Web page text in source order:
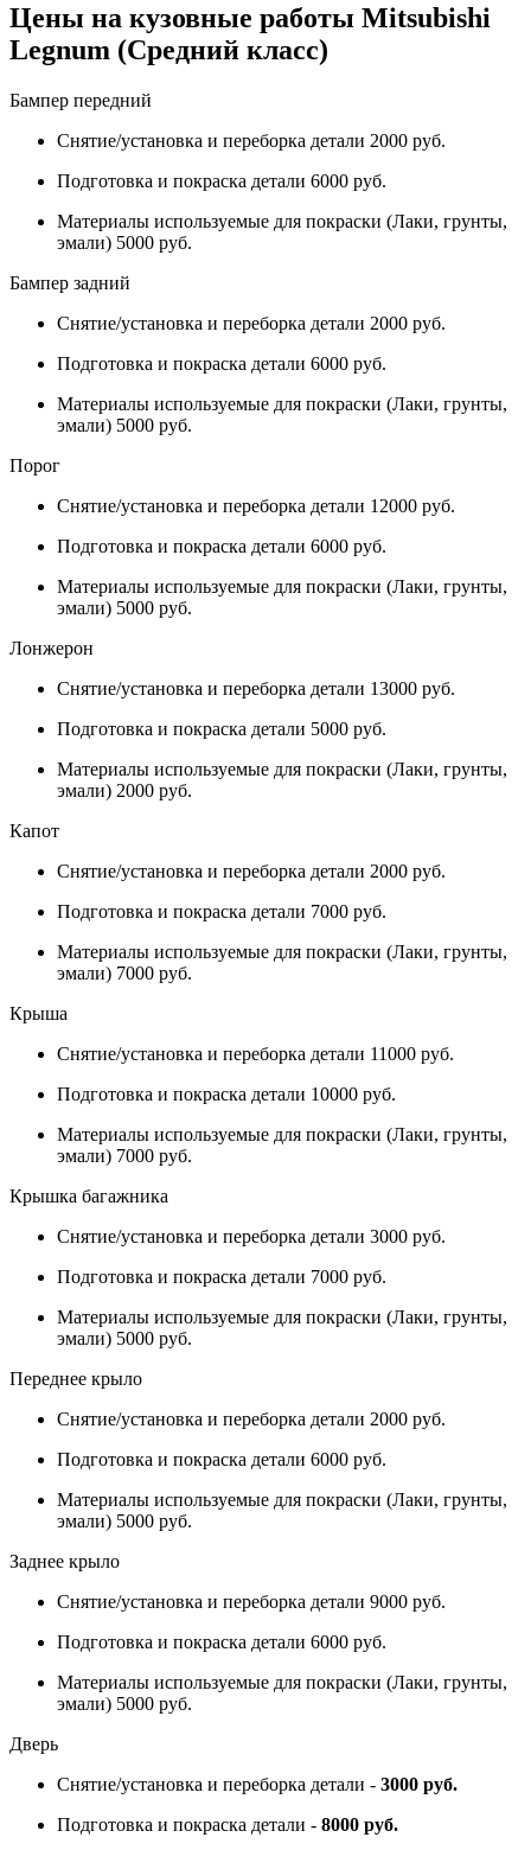
Цены на кузовные работы Mitsubishi
Legnum (Средний класс)
Бампер передний
Снятие/установка и переборка детали 2000 руб.
Подготовка и покраска детали 6000 руб.
Материалы используемые для покраски (Лаки, грунты,
эмали) 5000 руб.
Бампер задний
Снятие/установка и переборка детали 2000 руб.
Подготовка и покраска детали 6000 руб.
Материалы используемые для покраски (Лаки, грунты,
эмали) 5000 руб.
Порог
Снятие/установка и переборка детали 12000 руб.
Подготовка и покраска детали 6000 руб.
Материалы используемые для покраски (Лаки, грунты,
эмали) 5000 руб.
Лонжерон
Снятие/установка и переборка детали 13000 руб.
Подготовка и покраска детали 5000 руб.
Материалы используемые для покраски (Лаки, грунты,
эмали) 2000 руб.
Капот
Снятие/установка и переборка детали 2000 руб.
Подготовка и покраска детали 7000 руб.
Материалы используемые для покраски (Лаки, грунты,
эмали) 7000 руб.
Крыша
Снятие/установка и переборка детали 11000 руб.
Подготовка и покраска детали 10000 руб.
Материалы используемые для покраски (Лаки, грунты,
эмали) 7000 руб.
Крышка багажника
Снятие/установка и переборка детали 3000 руб.
Подготовка и покраска детали 7000 руб.
Материалы используемые для покраски (Лаки, грунты,
эмали) 5000 руб.
Переднее крыло
Снятие/установка и переборка детали 2000 руб.
Подготовка и покраска детали 6000 руб.
Материалы используемые для покраски (Лаки, грунты,
эмали) 5000 руб.
Заднее крыло
Снятие/установка и переборка детали 9000 руб.
Подготовка и покраска детали 6000 руб.
Материалы используемые для покраски (Лаки, грунты,
эмали) 5000 руб.
Дверь
Снятие/установка и переборка детали - 3000 руб.
Подготовка и покраска детали - 8000 руб.